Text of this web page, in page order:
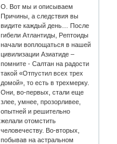
О. Вот мы и описываем
Причины, а следствия вы
видите каждый день… После
гибели Атлантиды, Рептоиды
начали воплощаться в нашей
цивилизации Азиатиде –
помните - Салтан на радости
такой «Отпустил всех трех
домой», то есть в трехмерку.
Они, во-первых, стали еще
злее, умнее, прозорливее,
опытней и решительно
желали отомстить
человечеству. Во-вторых,
побывав на астральном